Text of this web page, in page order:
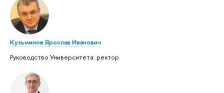
Кузьминов Ярослав Иванович
Руководство Университета: ректор